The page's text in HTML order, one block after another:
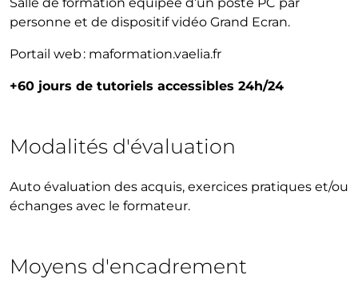
Salle de formation équipée d’un poste PC par
personne et de dispositif vidéo Grand Ecran.
Portail web : maformation.vaelia.fr
+60 jours de tutoriels accessibles 24h/24
Modalités d'évaluation
Auto évaluation des acquis, exercices pratiques et/ou
échanges avec le formateur.
Moyens d'encadrement